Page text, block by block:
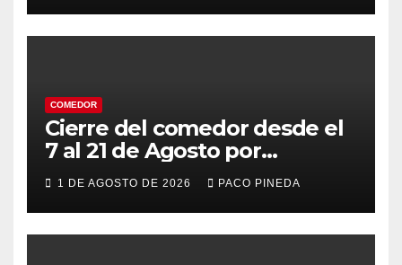
COMEDOR
Cierre del comedor desde el
7 al 21 de Agosto por
vacaciones
1 DE AGOSTO DE 2026 PACO PINEDA